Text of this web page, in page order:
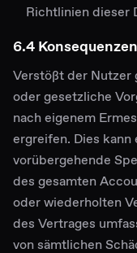
Richtlinien dieser
6.4
Verstößt der Nutzer
oder gesetzliche
nach eigenem
ergreifen. Dies kann
vorübergehende
des gesamten
oder wiederholten
des Vertrages
von sämtlichen